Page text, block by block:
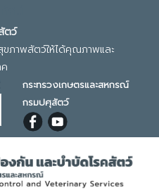
ตว์
ขภาพสัตว์ให้ได้คุณภาพและ
กระทรวงเกษตรและสหกรณ์
กรมปศุสัตว์